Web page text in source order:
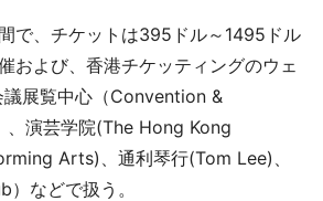
で、チケットは395ドル～1495ドル
および、香港チケッティングのウェ
議展覧中心（Convention &
演芸学院(The Hong Kong
Arts)、通利琴行(Tom Lee)、
などで扱う。